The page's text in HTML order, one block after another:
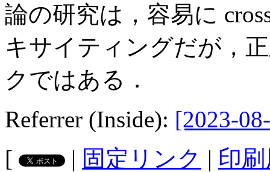
論の研究は，容易に
キサイティングだが，
クではある．
Referrer (Inside): [2023-
[
| 固定リンク | 印